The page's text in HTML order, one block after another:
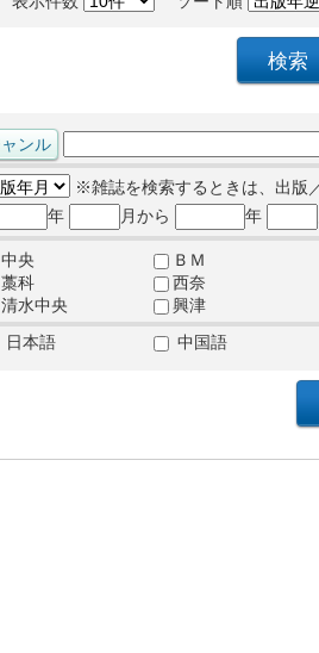
※雑誌を検索するときは、出版
年
月から 年
中央
ＢＭ
藁科
西奈
清水中央
興津
日本語 中国語